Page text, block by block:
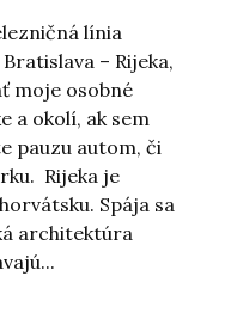
línia
– Rijeka,
moje osobné
a okolí, ak sem
pauzu autom, či
Rijeka je
Spája sa
architektúra